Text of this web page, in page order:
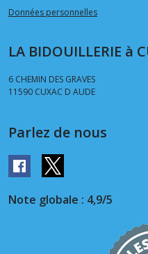
Données personnelles
LA BIDOUILLERIE à
6 CHEMIN DES GRAVES
11590 CUXAC D AUDE
Parlez de nous
Note globale : 4,9/5